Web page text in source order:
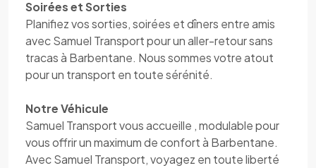
Soirées et Sorties
Planifiez vos sorties, soirées et dîners entre amis
avec Samuel Transport pour un aller-retour sans
tracas à Barbentane. Nous sommes votre atout
pour un transport en toute sérénité.
Notre Véhicule
Samuel Transport vous accueille , modulable pour
vous offrir un maximum de confort à Barbentane.
Avec Samuel Transport, voyagez en toute liberté